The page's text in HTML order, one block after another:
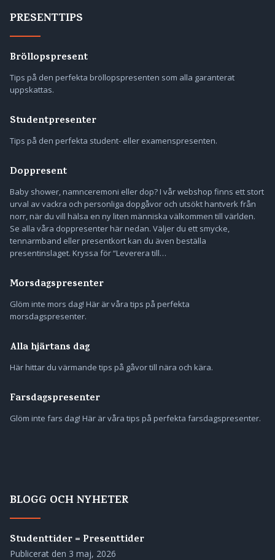
PRESENTTIPS
Bröllopspresent
Tips på den perfekta bröllopspresenten som alla garanterat
uppskattas.
Studentpresenter
Tips på den perfekta student- eller examenspresenten.
Doppresent
Baby shower, namnceremoni eller dop? I vår webshop finns ett stort
urval av vackra och personliga dopgåvor och utsökt hantverk från
norr, när du vill hälsa en ny liten människa välkommen till världen.
Se alla våra doppresenter här nedan. Väljer du ett smycke,
tennarmband eller presentkort kan du även beställa
presentinslaget. Kryssa för “Leverera till…
Morsdagspresenter
Glöm inte mors dag! Här är våra tips på perfekta
morsdagspresenter.
Alla hjärtans dag
Här hittar du värmande tips på gåvor till nära och kära.
Farsdagspresenter
Glöm inte fars dag! Här är våra tips på perfekta farsdagspresenter.
BLOGG OCH NYHETER
Studenttider = Presenttider
Publicerat den 3 maj, 2026